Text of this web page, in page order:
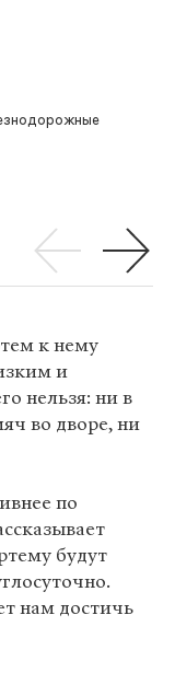
к нему
и
нельзя: ни в
во дворе, ни
по
будут
нам достичь